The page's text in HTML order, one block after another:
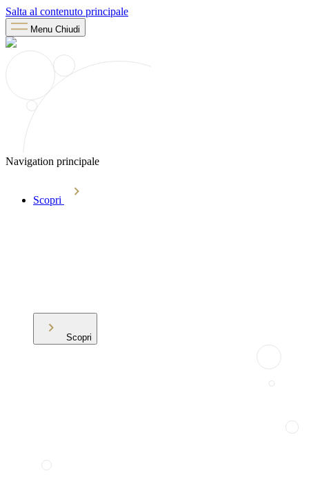
Salta al contenuto principale
Menu Chiudi
Navigation principale
Scopri
Scopri